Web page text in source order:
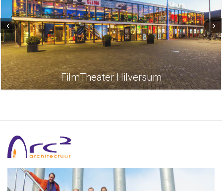
FilmTheater Hilversum